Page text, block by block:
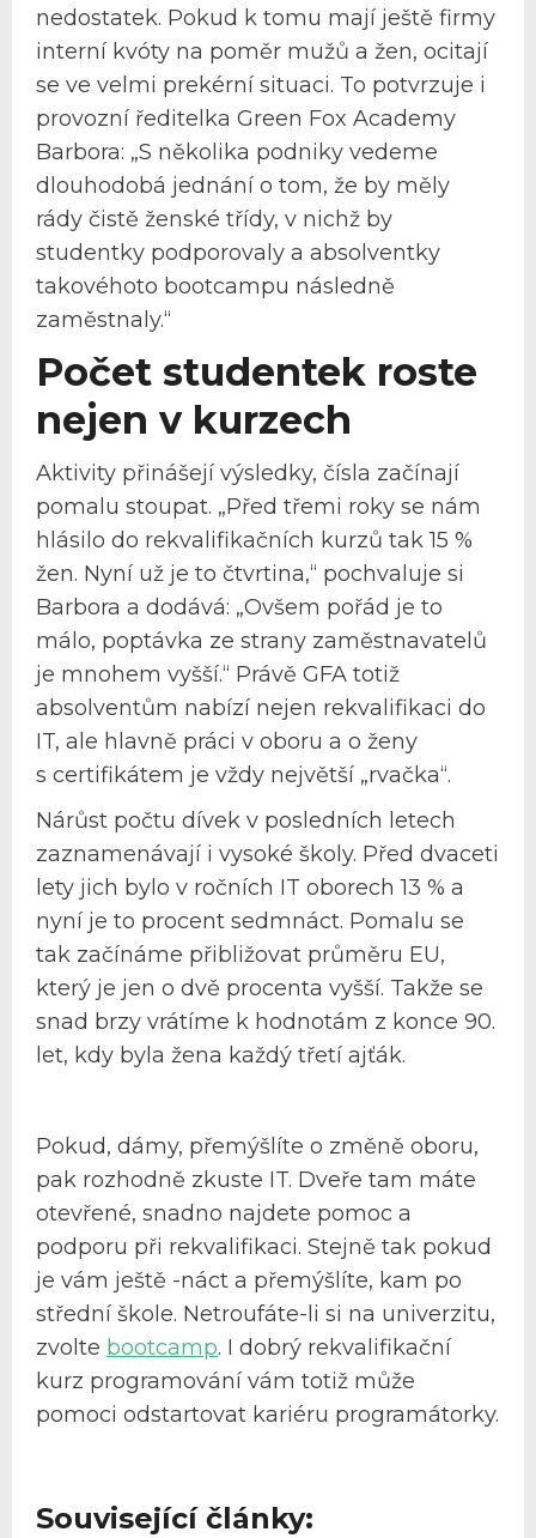
nedostatek. Pokud k tomu mají ještě firmy
interní kvóty na poměr mužů a žen, ocitají
se ve velmi prekérní situaci. To potvrzuje i
provozní ředitelka Green Fox Academy
Barbora: „S několika podniky vedeme
dlouhodobá jednání o tom, že by měly
rády čistě ženské třídy, v nichž by
studentky podporovaly a absolventky
takovéhoto bootcampu následně
zaměstnaly.“
Počet studentek roste
nejen v kurzech
Aktivity přinášejí výsledky, čísla začínají
pomalu stoupat. „Před třemi roky se nám
hlásilo do rekvalifikačních kurzů tak 15 %
žen. Nyní už je to čtvrtina,“ pochvaluje si
Barbora a dodává: „Ovšem pořád je to
málo, poptávka ze strany zaměstnavatelů
je mnohem vyšší.“ Právě GFA totiž
absolventům nabízí nejen rekvalifikaci do
IT, ale hlavně práci v oboru a o ženy
s certifikátem je vždy největší „rvačka“.
Nárůst počtu dívek v posledních letech
zaznamenávají i vysoké školy. Před dvaceti
lety jich bylo v ročních IT oborech 13 % a
nyní je to procent sedmnáct. Pomalu se
tak začínáme přibližovat průměru EU,
který je jen o dvě procenta vyšší. Takže se
snad brzy vrátíme k hodnotám z konce 90.
let, kdy byla žena každý třetí ajťák.
Pokud, dámy, přemýšlíte o změně oboru,
pak rozhodně zkuste IT. Dveře tam máte
otevřené, snadno najdete pomoc a
podporu při rekvalifikaci. Stejně tak pokud
je vám ještě -náct a přemýšlíte, kam po
střední škole. Netroufáte-li si na univerzitu,
zvolte bootcamp. I dobrý rekvalifikační
kurz programování vám totiž může
pomoci odstartovat kariéru programátorky.
Související články: